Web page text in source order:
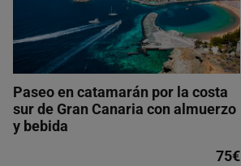
Paseo en catamarán por la costa
sur de Gran Canaria con almuerzo
y bebida
75€